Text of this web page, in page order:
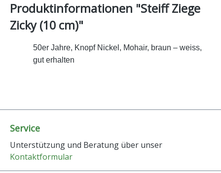
Produktinformationen "Steiff Ziege
Zicky (10 cm)"
50er Jahre, Knopf Nickel, Mohair, braun – weiss,
gut erhalten
Service
Unterstützung und Beratung über unser
Kontaktformular